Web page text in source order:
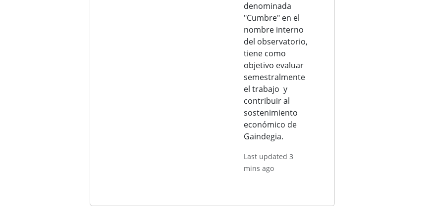
denominada
"Cumbre" en el
nombre interno
del observatorio,
tiene como
objetivo evaluar
semestralmente
el trabajo y
contribuir al
sostenimiento
económico de
Gaindegia.
Last updated 3
mins ago